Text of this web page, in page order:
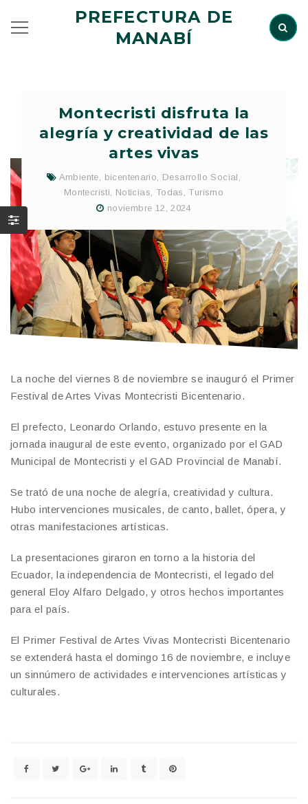
PREFECTURA DE
MANABÍ
Montecristi disfruta la
alegría y creatividad de las
artes vivas
Ambiente, bicentenario, Desarrollo Social ,
Montecristi, Noticias, Todas , Turismo
noviembre 12, 2024
La noche del viernes 8 de noviembre se inauguró el Primer
Festival de Artes Vivas Montecristi Bicentenario.
El prefecto, Leonardo Orlando, estuvo presente en la
jornada inaugural de este evento, organizado por el GAD
Municipal de Montecristi y el GAD Provincial de Manabí.
Se trató de una noche de alegría, creatividad y cultura.
Hubo intervenciones musicales, de canto, ballet, ópera, y
otras manifestaciones artísticas.
La presentaciones giraron en torno a la historia del
Ecuador, la independencia de Montecristi, el legado del
general Eloy Alfaro Delgado, y otros hechos importantes
para el país.
El Primer Festival de Artes Vivas Montecristi Bicentenario
se extenderá hasta el domingo 16 de noviembre, e incluye
un sinnúmero de actividades e intervenciones artísticas y
culturales.